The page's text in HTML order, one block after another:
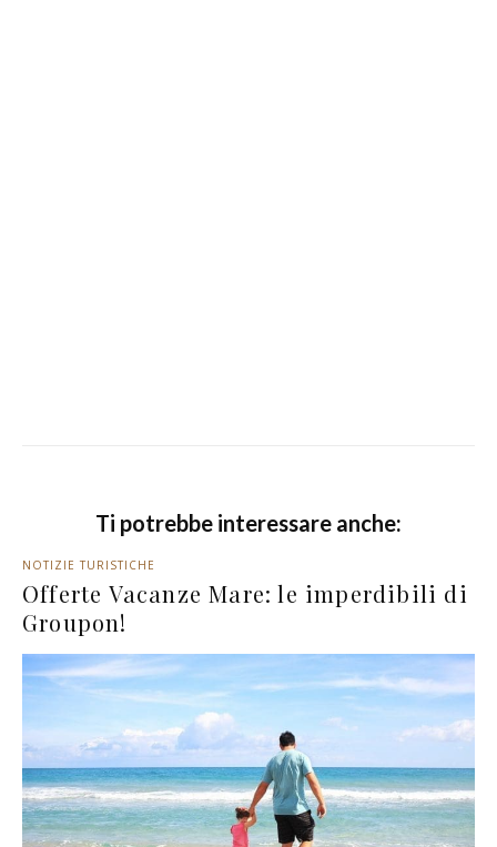
Ti potrebbe interessare anche:
NOTIZIE TURISTICHE
Offerte Vacanze Mare: le imperdibili di
Groupon!